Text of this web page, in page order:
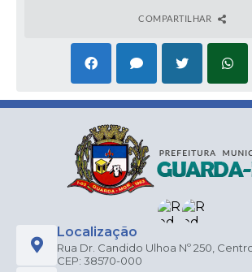
COMPARTILHAR
Localização
Rua Dr. Candido Ulhoa Nº 250,
CEP: 38570-000